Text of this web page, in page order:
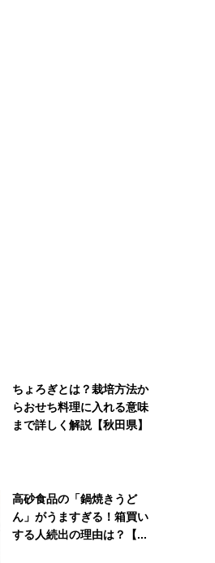
ちょろぎとは？栽培方法か
らおせち料理に入れる意味
まで詳しく解説【秋田県】
高砂食品の「鍋焼きうど
ん」がうますぎる！箱買い
する人続出の理由は？【...